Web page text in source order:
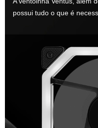
possui tudo o que é